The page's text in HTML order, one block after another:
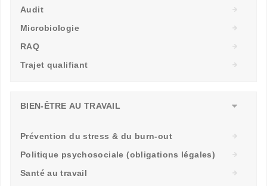
Audit
Microbiologie
RAQ
Trajet qualifiant
BIEN-ÊTRE AU TRAVAIL
Prévention du stress & du burn-out
Politique psychosociale (obligations légales)
Santé au travail